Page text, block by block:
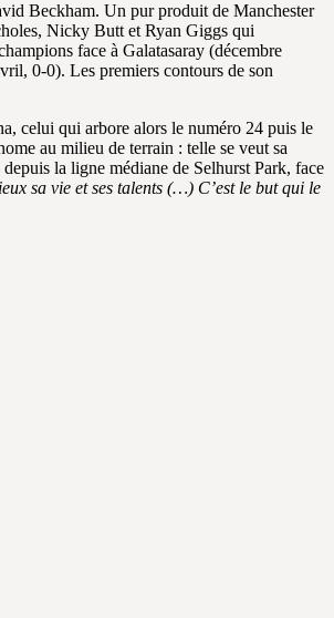
Beckham. Un pur produit de Manchester
Nicky Butt et Ryan Giggs qui
face à Galatasaray (décembre
0-0). Les premiers contours de son
celui qui arbore alors le numéro 24 puis le
au milieu de terrain : telle se veut sa
la ligne médiane de Selhurst Park, face
sa vie et ses talents (…) C’est le but qui le